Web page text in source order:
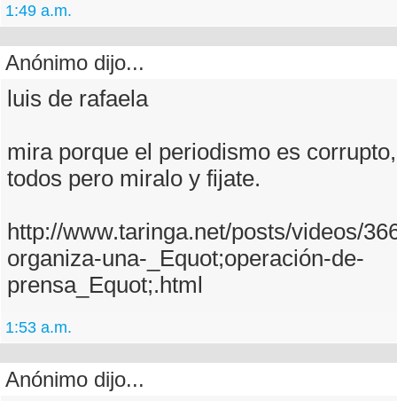
1:49 a.m.
Anónimo dijo...
luis de rafaela
mira porque el periodismo es
todos pero miralo y fijate.
http://www.taringa.net/posts/videos/
organiza-una-_Equot;operación-de-
prensa_Equot;.html
1:53 a.m.
Anónimo dijo...